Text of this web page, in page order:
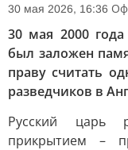
30 мая 2026, 16:36
30 мая 2000
был заложен
праву считать
разведчиков в
Русский царь
прикрытием –